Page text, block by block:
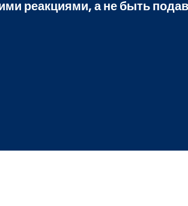
реакциями, а не быть